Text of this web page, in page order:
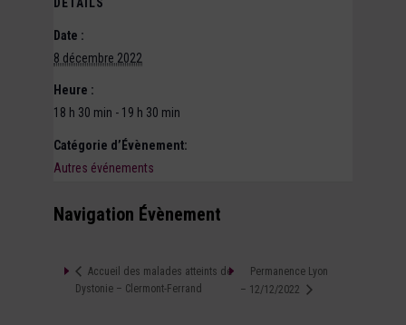
Date :
8 décembre 2022
Heure :
18 h 30 min - 19 h 30 min
Catégorie d’Évènement:
Autres événements
Navigation Évènement
Accueil des malades atteints de
Dystonie – Clermont-Ferrand
Permanence Lyon
– 12/12/2022